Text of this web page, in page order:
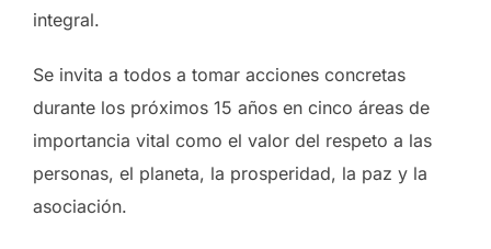
integral.
Se invita a todos a tomar acciones concretas
durante los próximos 15 años en cinco áreas de
importancia vital como el valor del respeto a las
personas, el planeta, la prosperidad, la paz y la
asociación.